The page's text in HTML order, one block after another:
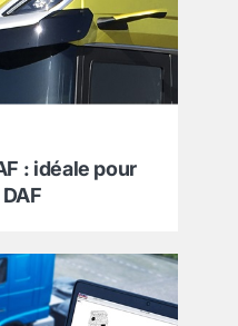
: idéale pour